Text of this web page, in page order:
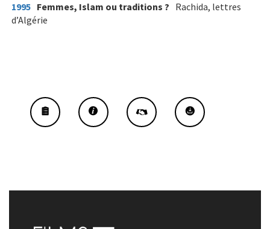
1995 Femmes, Islam ou traditions ? Rachida, lettres
d’Algérie